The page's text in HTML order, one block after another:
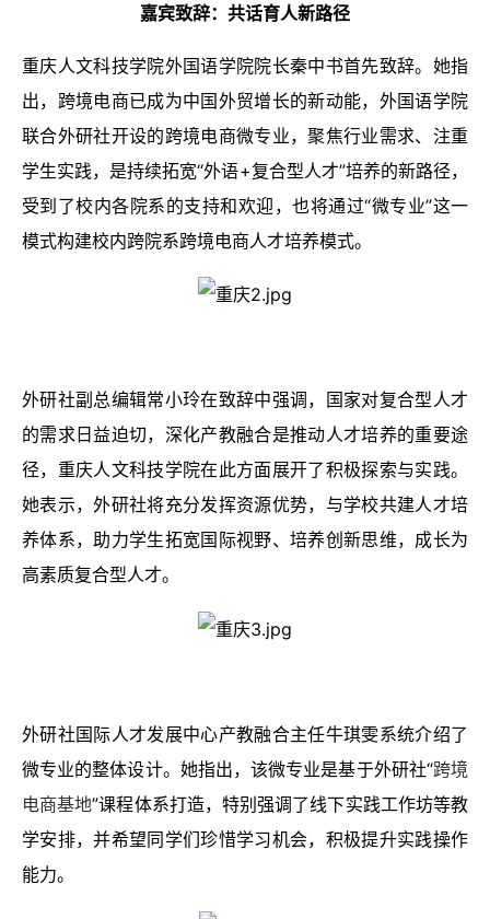
嘉宾致辞：共话育人新路径
重庆人文科技学院外国语学院院长秦中书首先致辞。她指
出，跨境电商已成为中国外贸增长的新动能，外国语学院
联合外研社开设的跨境电商微专业，聚焦行业需求、注重
学生实践，是持续拓宽“外语+复合型人才”培养的新路径，
受到了校内各院系的支持和欢迎，也将通过“微专业”这一
模式构建校内跨院系跨境电商人才培养模式。
外研社副总编辑常小玲在致辞中强调，国家对复合型人才
的需求日益迫切，深化产教融合是推动人才培养的重要途
径，重庆人文科技学院在此方面展开了积极探索与实践。
她表示，外研社将充分发挥资源优势，与学校共建人才培
养体系，助力学生拓宽国际视野、培养创新思维，成长为
高素质复合型人才。
外研社国际人才发展中心产教融合主任牛琪雯系统介绍了
微专业的整体设计。她指出，该微专业是基于外研社“跨境
电商基地”课程体系打造，特别强调了线下实践工作坊等教
学安排，并希望同学们珍惜学习机会，积极提升实践操作
能力。